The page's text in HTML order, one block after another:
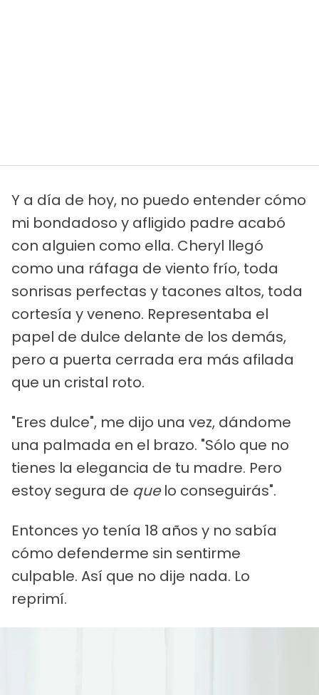
Y a día de hoy, no puedo entender cómo
mi bondadoso y afligido padre acabó
con alguien como ella. Cheryl llegó
como una ráfaga de viento frío, toda
sonrisas perfectas y tacones altos, toda
cortesía y veneno. Representaba el
papel de dulce delante de los demás,
pero a puerta cerrada era más afilada
que un cristal roto.
"Eres dulce", me dijo una vez, dándome
una palmada en el brazo. "Sólo que no
tienes la elegancia de tu madre. Pero
estoy segura de quelo conseguirás".
Entonces yo tenía 18 años y no sabía
cómo defenderme sin sentirme
culpable. Así que no dije nada. Lo
reprimí.